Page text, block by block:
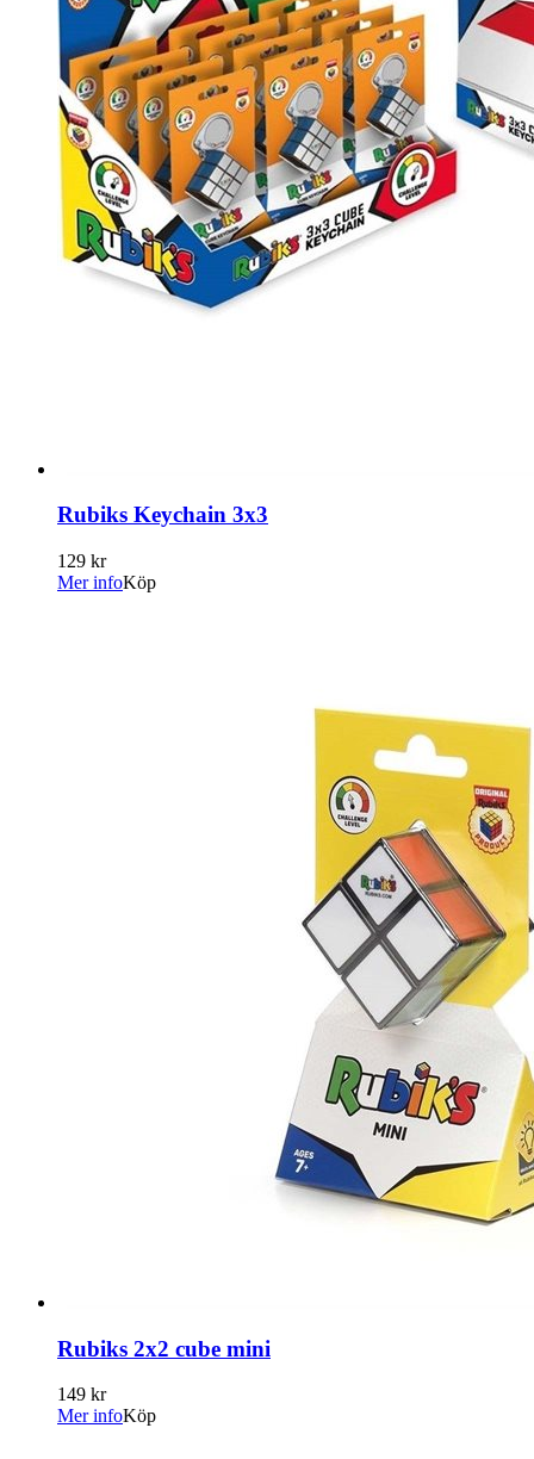
Rubiks Keychain 3x3
129 kr
Mer infoKöp
Rubiks 2x2 cube mini
149 kr
Mer infoKöp